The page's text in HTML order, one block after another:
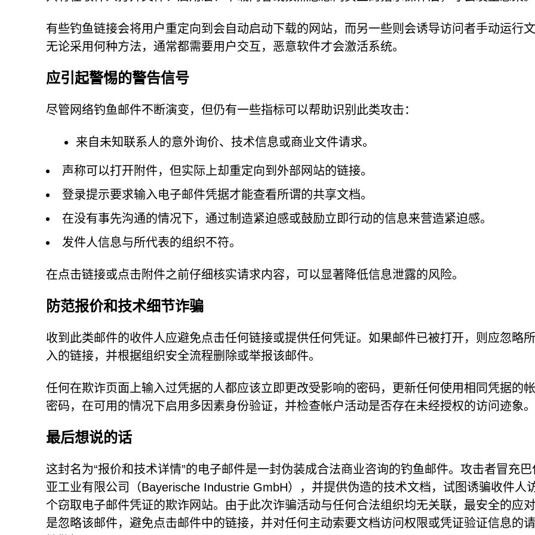
有些钓鱼链接会将用户重定向到会自动启动下载的网站，而另一些则会诱导访问者手动运行
无论采用何种方法，通常都需要用户交互，恶意软件才会激活系统。
应引起警惕的警告信号
尽管网络钓鱼邮件不断演变，但仍有一些指标可以帮助识别此类攻击：
来自未知联系人的意外询价、技术信息或商业文件请求。
声称可以打开附件，但实际上却重定向到外部网站的链接。
登录提示要求输入电子邮件凭据才能查看所谓的共享文档。
在没有事先沟通的情况下，通过制造紧迫感或鼓励立即行动的信息来营造紧迫感。
发件人信息与所代表的组织不符。
在点击链接或点击附件之前仔细核实请求内容，可以显著降低信息泄露的风险。
防范报价和技术细节诈骗
收到此类邮件的收件人应避免点击任何链接或提供任何凭证。如果邮件已被打开，则应忽略
入的链接，并根据组织安全流程删除或举报该邮件。
任何在欺诈页面上输入过凭据的人都应该立即更改受影响的密码，更新任何使用相同凭据的
密码，在可用的情况下启用多因素身份验证，并检查帐户活动是否存在未经授权的访问迹象。
最后想说的话
这封名为“报价和技术详情”的电子邮件是一封伪装成合法商业咨询的钓鱼邮件。攻击者冒充巴
亚工业有限公司（Bayerische Industrie GmbH），并提供伪造的技术文档，试图诱骗收件人
个窃取电子邮件凭证的欺诈网站。由于此次诈骗活动与任何合法组织均无关联，最安全的应
是忽略该邮件，避免点击邮件中的链接，并对任何主动索要文档访问权限或凭证验证信息的